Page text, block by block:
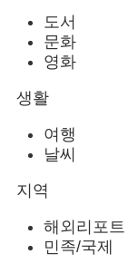
도서
문화
영화
생활
여행
날씨
지역
해외리포트
민족/국제